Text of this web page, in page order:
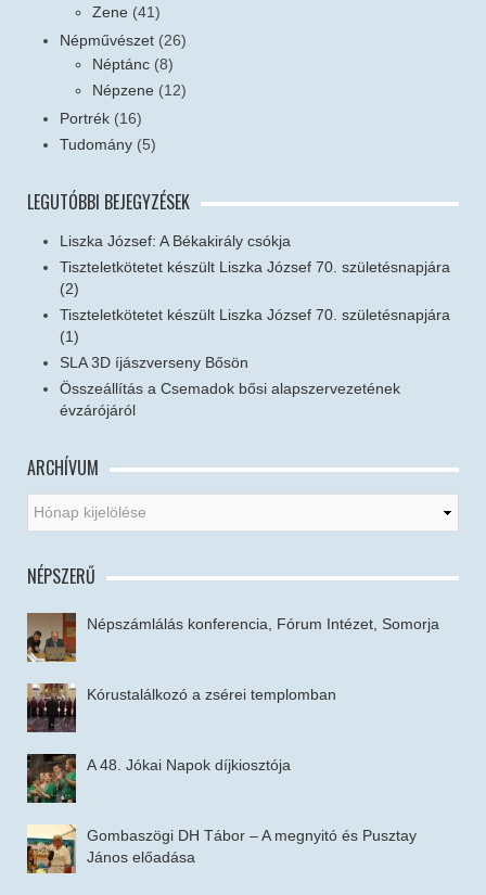
Zene (41)
Népművészet (26)
Néptánc (8)
Népzene (12)
Portrék (16)
Tudomány (5)
LEGUTÓBBI BEJEGYZÉSEK
Liszka József: A Békakirály csókja
Tiszteletkötetet készült Liszka József 70. születésnapjára
(2)
Tiszteletkötetet készült Liszka József 70. születésnapjára
(1)
SLA 3D íjászverseny Bősön
Összeállítás a Csemadok bősi alapszervezetének
évzárójáról
ARCHÍVUM
NÉPSZERŰ
Népszámlálás konferencia, Fórum Intézet, Somorja
Kórustalálkozó a zsérei templomban
A 48. Jókai Napok díjkiosztója
Gombaszögi DH Tábor – A megnyitó és Pusztay
János előadása